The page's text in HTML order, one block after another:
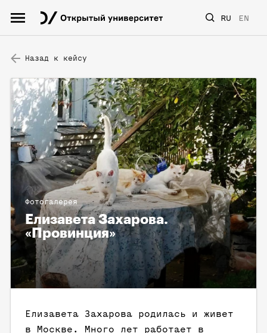
RU EN
Назад к кейсу
Фотогалерея
Елизавета Захарова.
«Провинция»
Елизавета Захарова родилась и живет
в Москве. Много лет работает в